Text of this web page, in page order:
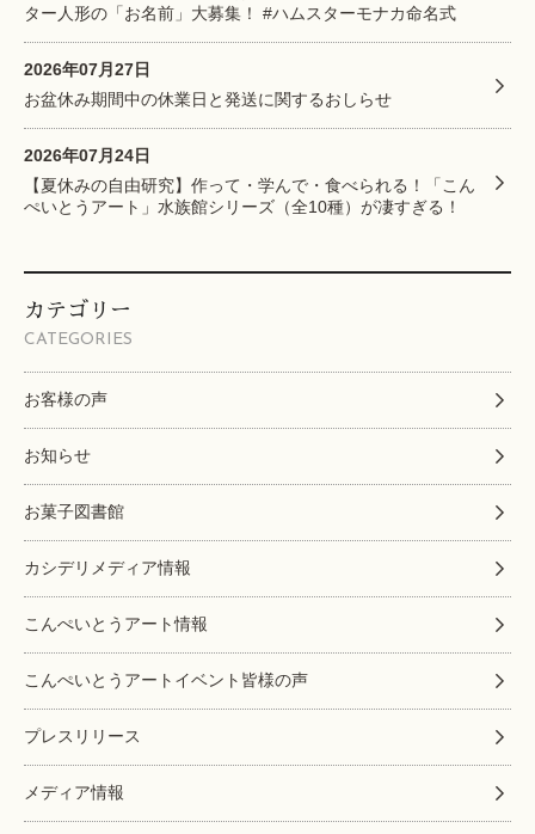
ター人形の「お名前」大募集！ #ハムスターモナカ命名式
2026年07月27日
お盆休み期間中の休業日と発送に関するおしらせ
2026年07月24日
【夏休みの自由研究】作って・学んで・食べられる！「こん
ぺいとうアート」水族館シリーズ（全10種）が凄すぎる！
カテゴリー
CATEGORIES
お客様の声
お知らせ
お菓子図書館
カシデリメディア情報
こんぺいとうアート情報
こんぺいとうアートイベント皆様の声
プレスリリース
メディア情報